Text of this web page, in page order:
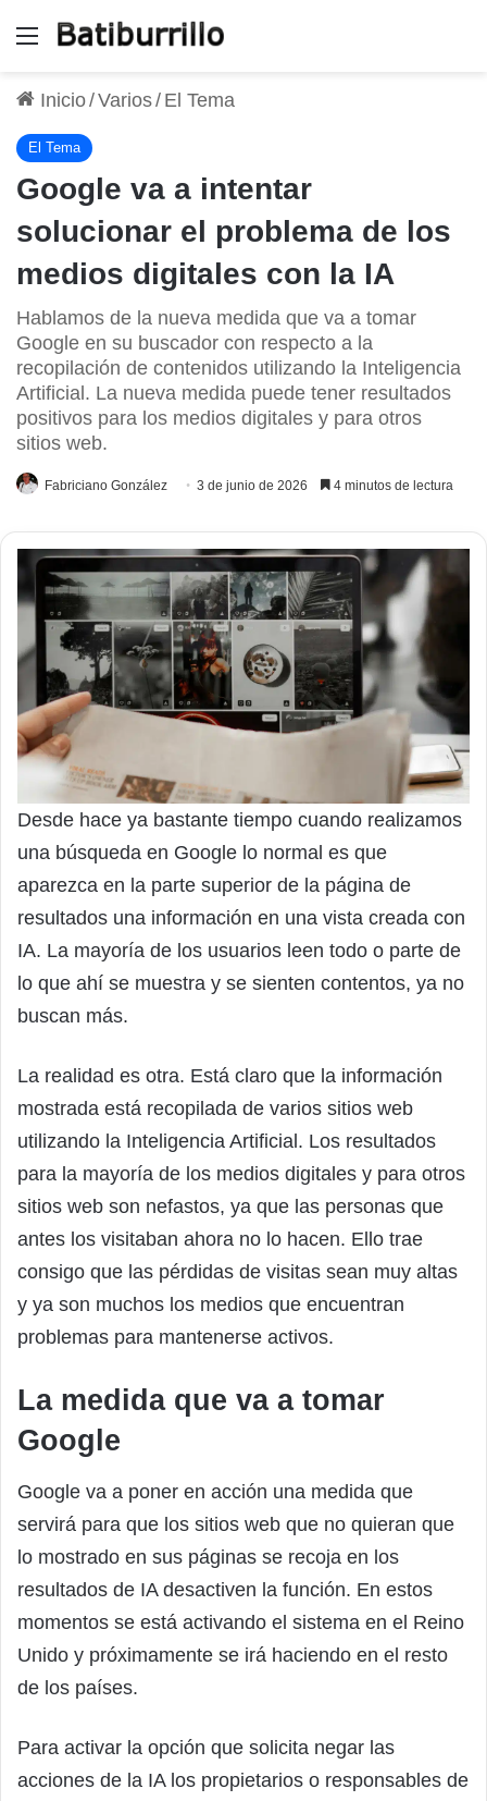
Menú
Inicio/Varios/ El Tema
El Tema
Google va a intentar
solucionar el problema de los
medios digitales con la IA
Hablamos de la nueva medida que va a tomar
Google en su buscador con respecto a la
recopilación de contenidos utilizando la Inteligencia
Artificial. La nueva medida puede tener resultados
positivos para los medios digitales y para otros
sitios web.
Fabriciano González 3 de junio de 2026 4 minutos de lectura
Desde hace ya bastante tiempo cuando realizamos
una búsqueda en Google lo normal es que
aparezca en la parte superior de la página de
resultados una información en una vista creada con
IA. La mayoría de los usuarios leen todo o parte de
lo que ahí se muestra y se sienten contentos, ya no
buscan más.
La realidad es otra. Está claro que la información
mostrada está recopilada de varios sitios web
utilizando la Inteligencia Artificial. Los resultados
para la mayoría de los medios digitales y para otros
sitios web son nefastos, ya que las personas que
antes los visitaban ahora no lo hacen. Ello trae
consigo que las pérdidas de visitas sean muy altas
y ya son muchos los medios que encuentran
problemas para mantenerse activos.
La medida que va a tomar
Google
Google va a poner en acción una medida que
servirá para que los sitios web que no quieran que
lo mostrado en sus páginas se recoja en los
resultados de IA desactiven la función. En estos
momentos se está activando el sistema en el Reino
Unido y próximamente se irá haciendo en el resto
de los países.
Para activar la opción que solicita negar las
acciones de la IA los propietarios o responsables de